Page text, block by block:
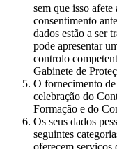
sem que isso
consentimento
dados estão a ser
pode apresentar
controlo
Gabinete de
O fornecimento de
celebração do
Formação e do
Os seus dados
seguintes
oferecem serviços